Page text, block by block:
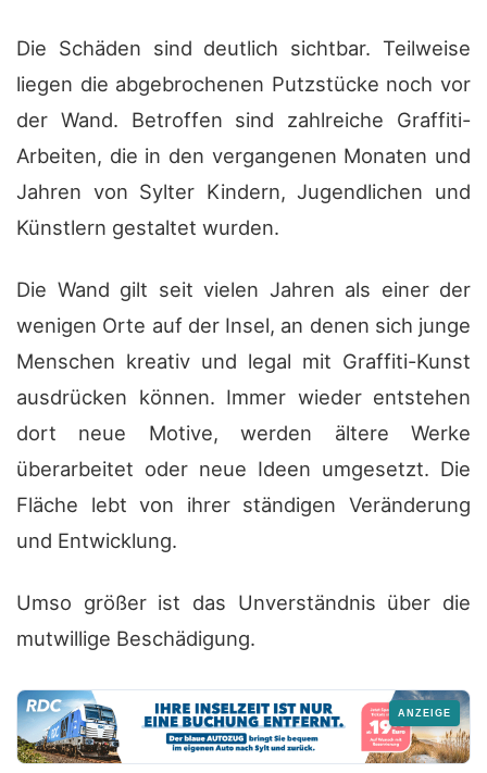
Die Schäden sind deutlich sichtbar. Teilweise
liegen die abgebrochenen Putzstücke noch vor
der Wand. Betroffen sind zahlreiche Graffiti-
Arbeiten, die in den vergangenen Monaten und
Jahren von Sylter Kindern, Jugendlichen und
Künstlern gestaltet wurden.
Die Wand gilt seit vielen Jahren als einer der
wenigen Orte auf der Insel, an denen sich junge
Menschen kreativ und legal mit Graffiti-Kunst
ausdrücken können. Immer wieder entstehen
dort neue Motive, werden ältere Werke
überarbeitet oder neue Ideen umgesetzt. Die
Fläche lebt von ihrer ständigen Veränderung
und Entwicklung.
Umso größer ist das Unverständnis über die
mutwillige Beschädigung.